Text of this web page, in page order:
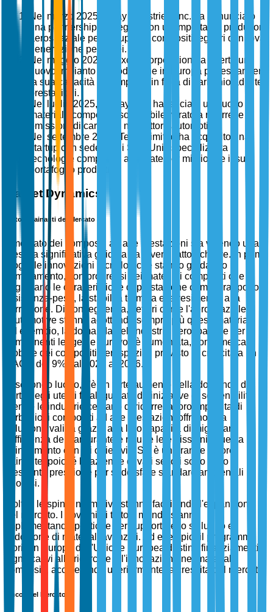
Nel marzo 2025, Toray Industries, Inc. ha annunciato
una partnership strategica con un importante produttore
aerospaziale per sviluppare compositi leggeri di nuova
generazione per aerei.
Nel maggio 2025, Hexcel Corporation ha aperto un
nuovo impianto di produzione in Europa per espandere
la sua capacità di compositi in fibra di carbonio ad alte
prestazioni.
Nel luglio 2025, Solvay S.A. ha lanciato un nuovo
materiale composito sostenibile mirato a ridurre le
emissioni di carbonio nel settore automotive.
Nel settembre 2025, Teijin Limited ha acquisito una
startup con sede negli Stati Uniti specializzata in
tecnologie composite avanzate per migliorare il suo
portafoglio prodotti.
Market Dynamics
Fattori Trainanti del Mercato
Il mercato dei compositi ad alte prestazioni sta vivendo una
crescita significativa guidata da diversi fattori chiave. In primo
luogo, le innovazioni tecnologiche stanno guidando il
cambiamento, con progressi nei materiali compositi che
migliorano le caratteristiche di prestazione come il rapporto
resistenza-peso, la stabilità termica e la resistenza alla
corrosione. Di conseguenza, settori come l'aerospaziale e
l'automotive stanno adottando sempre più questi materiali.
Ad esempio, la domanda dell'industria aerospaziale per
componenti leggeri e durevoli è aumentata, con il mercato
globale dei compositi aerospaziali previsto in crescita a un
CAGR del 9% dal 2021 al 2026.
In secondo luogo, c'è un forte aumento della domanda da
parte degli utenti finali guidato da iniziative di sostenibilità.
Mentre le industrie cercano di ridurre la loro impronta di
carbonio, i compositi ad alte prestazioni offrono una
soluzione valida grazie alla loro capacità di migliorare
l'efficienza del carburante e ridurre le emissioni. Questa
allineamento con gli obiettivi ESG è un grande fattore
trainante, poiché le aziende di vari settori sono sotto
crescente pressione per soddisfare standard ambientali
rigorosi.
Inoltre, le spinte normative stanno facilitando l'espansione
del mercato. I governi di tutto il mondo stanno
implementando politiche per supportare lo sviluppo e
l'adozione di materiali avanzati. Ad esempio, il programma
Horizon Europe dell'Unione Europea destina finanziamenti
significativi alla ricerca e all'innovazione nei materiali
compositi, accelerando ulteriormente la crescita del mercato.
Vincoli del Mercato